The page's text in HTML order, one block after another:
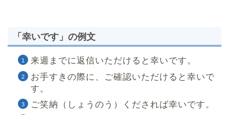
「幸いです」の例文
来週までに返信いただけると幸いです。
お手すきの際に、ご確認いただけると幸いで
す。
ご笑納（しょうのう）くだされば幸いです。